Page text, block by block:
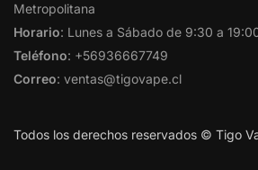
Metropolitana
Horario: Lunes a Sábado de 9:30 a
Teléfono: +56936667749
Correo: ventas@tigovape.cl
Todos los derechos reservados © Tigo